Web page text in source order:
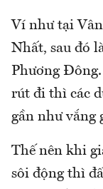
Ví như tại
Nhất, sau đó
Phương
rút đi thì các
gần như vắng
Thế nên khi
sôi động thì